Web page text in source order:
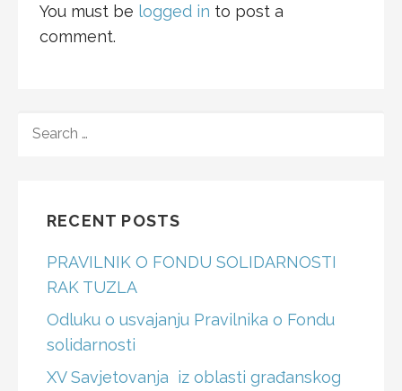
You must be logged in to post a
comment.
FOR:
RECENT POSTS
PRAVILNIK O FONDU SOLIDARNOSTI
RAK TUZLA
Odluku o usvajanju Pravilnika o Fondu
solidarnosti
XV Savjetovanja iz oblasti građanskog